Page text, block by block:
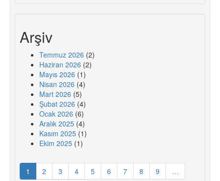
Arşiv
Temmuz 2026 (2)
Haziran 2026 (2)
Mayıs 2026 (1)
Nisan 2026 (4)
Mart 2026 (5)
Şubat 2026 (4)
Ocak 2026 (6)
Aralık 2025 (4)
Kasım 2025 (1)
Ekim 2025 (1)
1 2 3 4 5 6 7 8 9
…